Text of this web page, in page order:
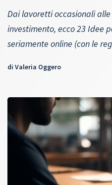
Dai lavoretti occasionali
investimento, ecco 23 Idee
seriamente online (con le
di Valeria Oggero